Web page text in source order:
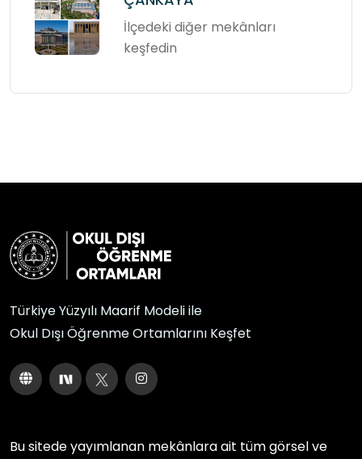
İlçedeki diğer mekânları
keşfedin
Türkiye Yüzyılı Maarif Modeli ile
Okul Dışı Öğrenme Ortamlarını Keşfet
Bu sitede yayımlanan mekânlara ait tüm görsel ve